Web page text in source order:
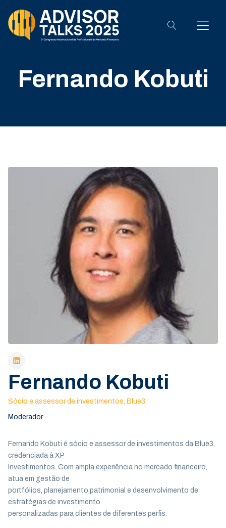
Fernando Kobuti
Fernando Kobuti
Sócio e assessor de investimentos, Blue3
Moderador
Fernando Kobuti é sócio e assessor de investimentos da Blue3,
credenciada à XP
Investimentos. Com ampla experiência no mercado financeiro,
atua em gestão de
portfólios, planejamento patrimonial e desenvolvimento de
estratégias de investimento
personalizadas para clientes de diferentes perfis.